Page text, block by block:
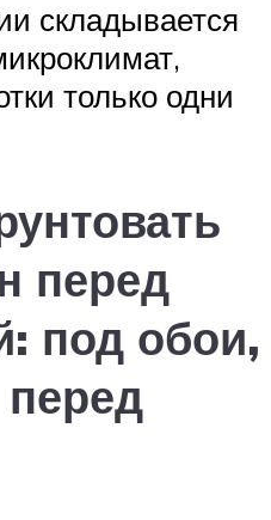
складывается
только одни
перед
под обои,